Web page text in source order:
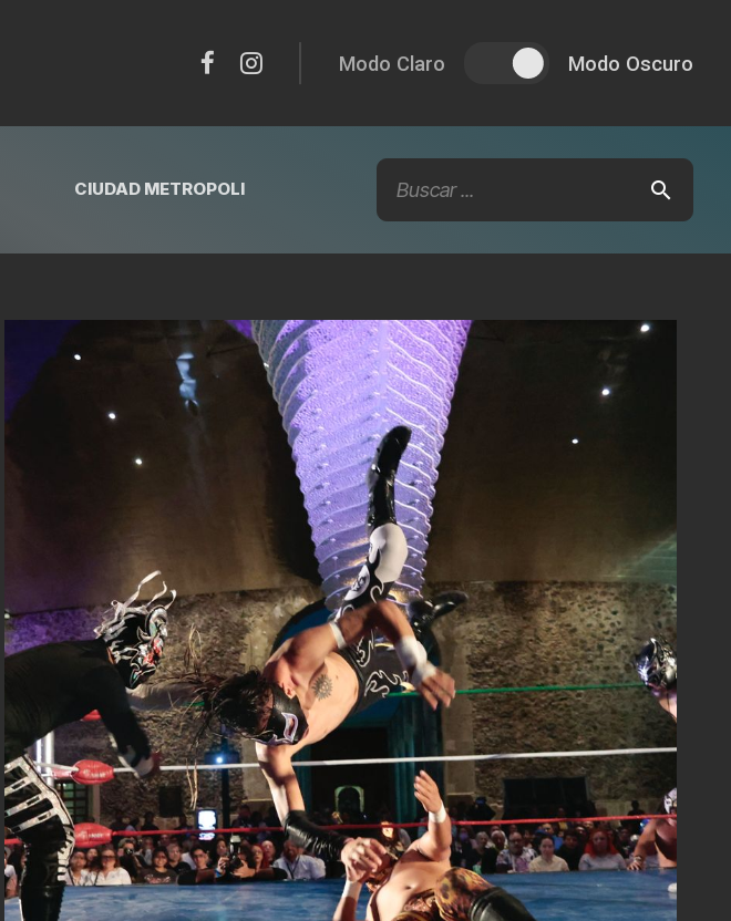
Modo Claro Modo Oscuro
CIUDAD METROPOLI